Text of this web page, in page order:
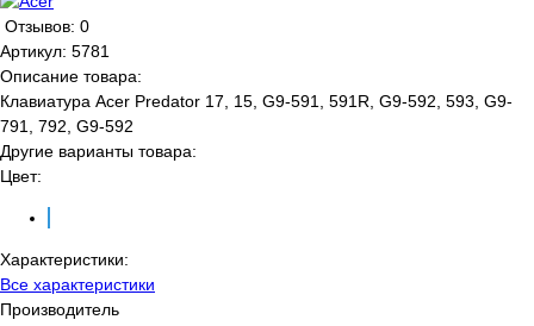
Отзывов: 0
Артикул: 5781
Описание товара:
Клавиатура Acer Predator 17, 15, G9-591, 591R, G9-592, 593, G9-
791, 792, G9-592
Другие варианты товара:
Цвет:
Характеристики:
Все характеристики
Производитель